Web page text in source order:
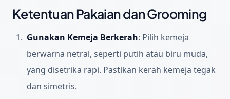
Ketentuan Pakaian dan Grooming
Gunakan Kemeja Berkerah: Pilih kemeja
berwarna netral, seperti putih atau biru muda,
yang disetrika rapi. Pastikan kerah kemeja tegak
dan simetris.